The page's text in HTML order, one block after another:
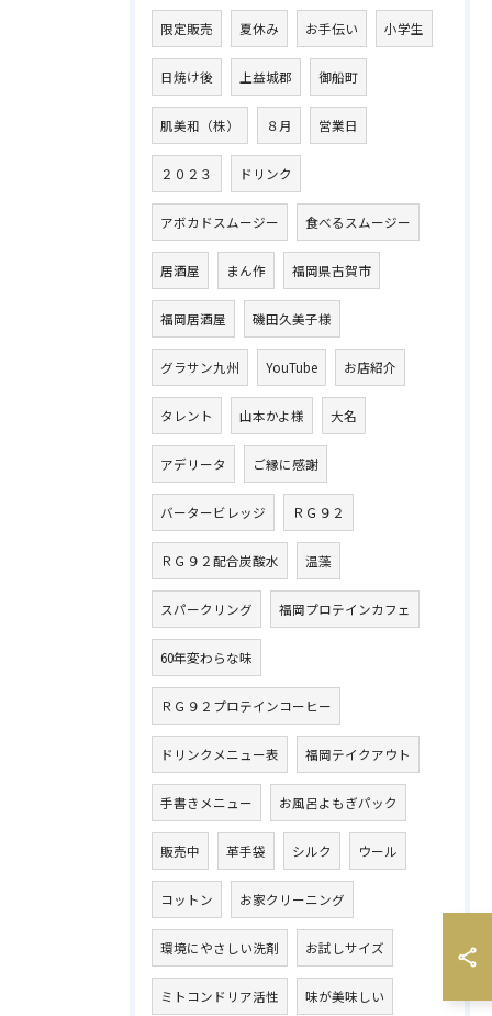
限定販売 夏休み お手伝い 小学生
日焼け後 上益城郡 御船町
肌美和（株） ８月 営業日
２０２３ ドリンク
アボカドスムージー 食べるスムージー
居酒屋 まん作 福岡県古賀市
福岡居酒屋 磯田久美子様
グラサン九州 YouTube お店紹介
タレント 山本かよ様 大名
アデリータ ご縁に感謝
バータービレッジ ＲＧ９２
ＲＧ９２配合炭酸水 温藻
スパークリング 福岡プロテインカフェ
60年変わらな味
ＲＧ９２プロテインコーヒー
ドリンクメニュー表 福岡テイクアウト
手書きメニュー お風呂よもぎパック
販売中 革手袋 シルク ウール
コットン お家クリーニング
環境にやさしい洗剤 お試しサイズ
ミトコンドリア活性 味が美味しい